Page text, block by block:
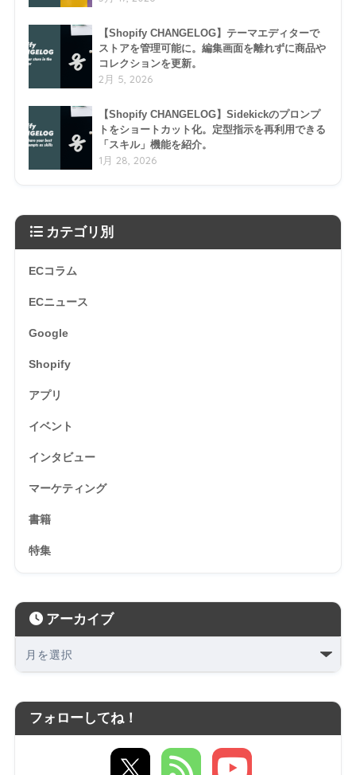
【Shopify CHANGELOG】テーマエディターで
ストアを管理可能に。編集画面を離れずに商品や
コレクションを更新。
2月 5, 2026
【Shopify CHANGELOG】Sidekickのプロンプ
トをショートカット化。定型指示を再利用できる
「スキル」機能を紹介。
1月 28, 2026
カテゴリ別
ECコラム
ECニュース
Google
Shopify
アプリ
イベント
インタビュー
マーケティング
書籍
特集
アーカイブ
フォローしてね！